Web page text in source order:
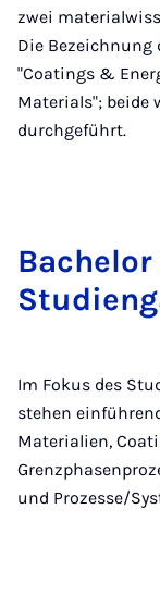
zwei
Die Bezeichnung
"Coatings &
Materials"; beide
durchgeführt.
Im Fokus des
stehen
Materialien,
und Prozesse/